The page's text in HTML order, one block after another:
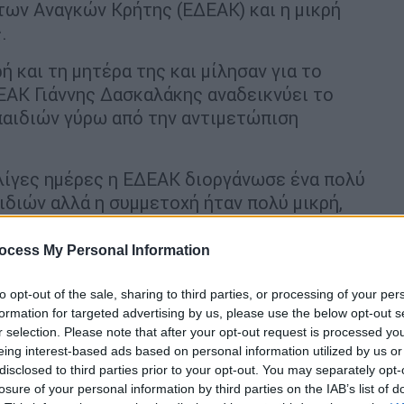
My Personal Information
opt-out of the sale, sharing to third parties, or processing of your
for targeted advertising by us, please use the below opt-out
selection. Please note that after your opt-out request is processed
interest-based ads based on personal information utilized by us
to third parties prior to your opt-out. You may separately
of your personal information by third parties on the IAB’s list of
Αναγκών Κρήτης (ΕΔΕΑΚ) και η μικρή
και τη μητέρα της και μίλησαν για το
Γιάννης Δασκαλάκης αναδεικνύει το
γύρω από την αντιμετώπιση
ημέρες η ΕΔΕΑΚ διοργάνωσε ένα πολύ
αλλά η συμμετοχή ήταν πολύ μικρή,
η περίπτωση της μικρής Καλλιόπης
γονείς και ζητούν την επανάληψη του
νονάς»
12 Απριλίου. Ήμουν στο γραφείο, όπου
όπως συνηθίζει κάθε μέρα μετά το